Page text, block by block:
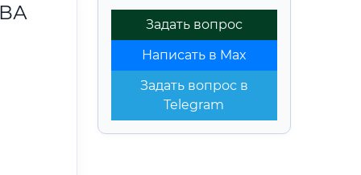
Задать вопрос
Написать в Max
Задать вопрос в
Telegram